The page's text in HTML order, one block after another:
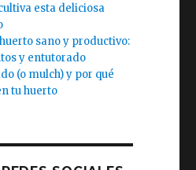
esta deliciosa
sano y productivo:
y entutorado
(o mulch) y por qué
tu huerto